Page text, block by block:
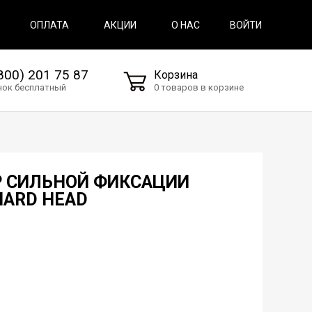
ОПЛАТА АКЦИИ О НАС ВОЙТИ
201 75 87
бесплатный
Корзина
0 товаров в корзине
СИЛЬНОЙ ФИКСАЦИИ
HEAD